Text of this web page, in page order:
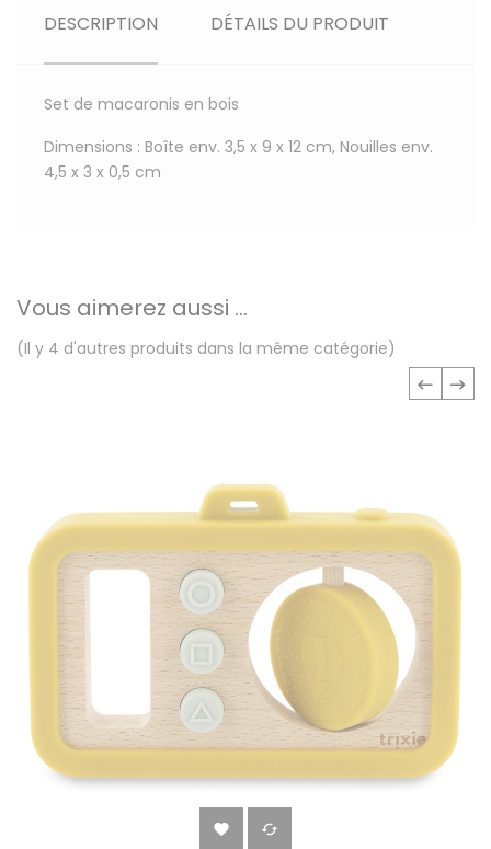
DESCRIPTION DÉTAILS DU PRODUIT
Set de macaronis en bois
Dimensions : Boîte env. 3,5 x 9 x 12 cm, Nouilles env.
4,5 x 3 x 0,5 cm
Vous aimerez aussi ...
(Il y 4 d'autres produits dans la même catégorie)
 